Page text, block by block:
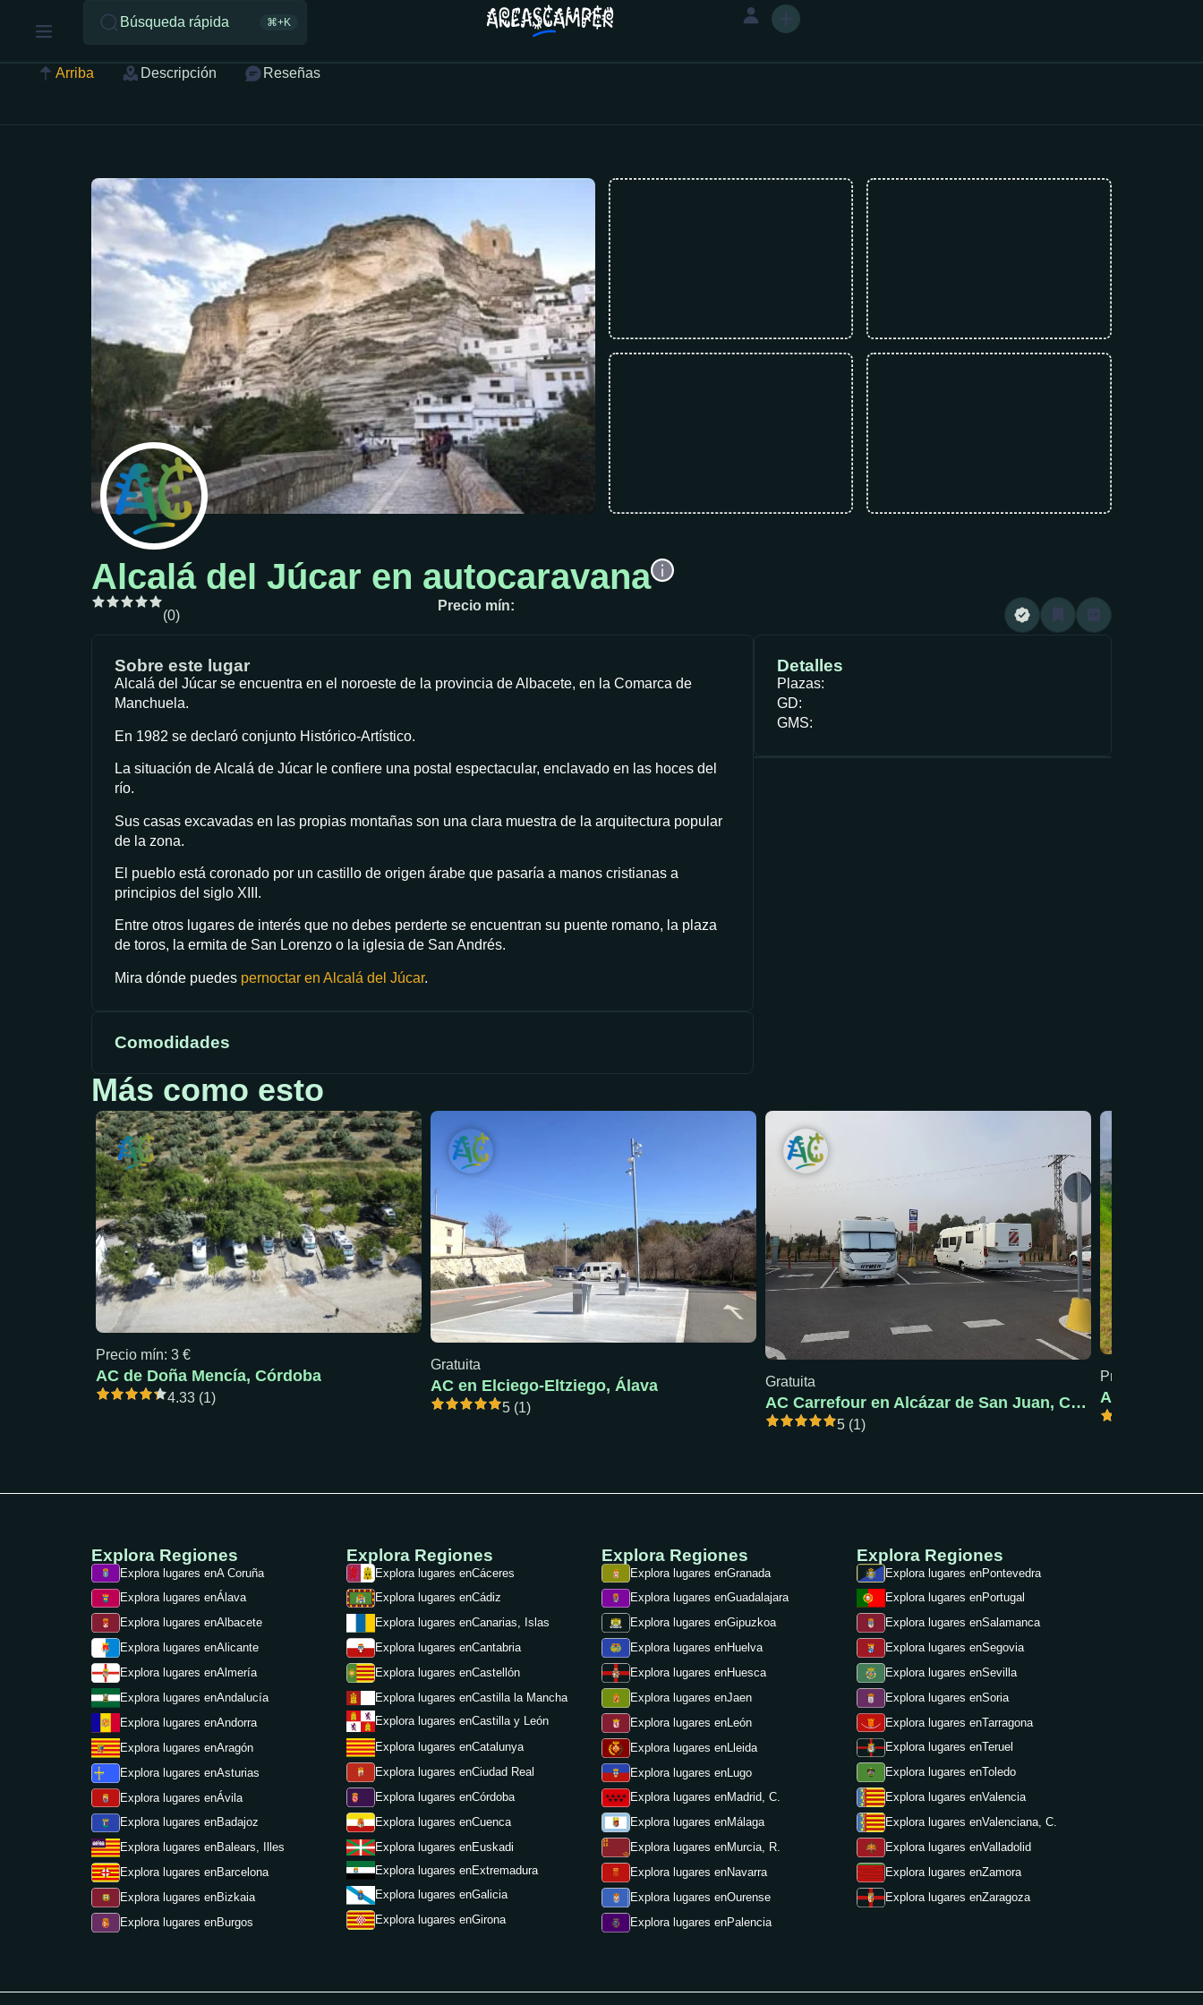
Búsqueda rápida ⌘+K
Arriba Descripción Reseñas
Alcalá del Júcar en autocaravana
(0)
Precio mín:
Sobre este lugar
Alcalá del Júcar se encuentra en el noroeste de la provincia de Albacete, en la Comarca de
Manchuela.
En 1982 se declaró conjunto Histórico-Artístico.
La situación de Alcalá de Júcar le confiere una postal espectacular, enclavado en las hoces del
río.
Sus casas excavadas en las propias montañas son una clara muestra de la arquitectura popular
de la zona.
El pueblo está coronado por un castillo de origen árabe que pasaría a manos cristianas a
principios del siglo XIII.
Entre otros lugares de interés que no debes perderte se encuentran su puente romano, la plaza
de toros, la ermita de San Lorenzo o la iglesia de San Andrés.
Mira dónde puedes pernoctar en Alcalá del Júcar.
Comodidades
Detalles
Plazas:
GD:
GMS:
Más como esto
Precio mín: 3 €
AC de Doña Mencía, Córdoba
4.33 (1)
Gratuita
AC en Elciego-Eltziego, Álava
5 (1)
Gratuita
AC Carrefour en Alcázar de San Juan, Ciudad Real
5 (1)
Precio mín: 18 €
AC Pola de
Explora Regiones
Explora lugares enA Coruña
Explora lugares enÁlava
Explora lugares enAlbacete
Explora lugares enAlicante
Explora lugares enAlmería
Explora lugares enAndalucía
Explora lugares enAndorra
Explora lugares enAragón
Explora lugares enAsturias
Explora lugares enÁvila
Explora lugares enBadajoz
Explora lugares enBalears, Illes
Explora lugares enBarcelona
Explora lugares enBizkaia
Explora lugares enBurgos
Explora Regiones
Explora lugares enCáceres
Explora lugares enCádiz
Explora lugares enCanarias, Islas
Explora lugares enCantabria
Explora lugares enCastellón
Explora lugares enCastilla la Mancha
Explora lugares enCastilla y León
Explora lugares enCatalunya
Explora lugares enCiudad Real
Explora lugares enCórdoba
Explora lugares enCuenca
Explora lugares enEuskadi
Explora lugares enExtremadura
Explora lugares enGalicia
Explora lugares enGirona
Explora Regiones
Explora lugares enGranada
Explora lugares enGuadalajara
Explora lugares enGipuzkoa
Explora lugares enHuelva
Explora lugares enHuesca
Explora lugares enJaen
Explora lugares en León
Explora lugares enLleida
Explora lugares enLugo
Explora lugares enMadrid, C.
Explora lugares enMálaga
Explora lugares enMurcia, R.
Explora lugares enNavarra
Explora lugares enOurense
Explora lugares enPalencia
Explora Regiones
Explora lugares enPontevedra
Explora lugares enPortugal
Explora lugares enSalamanca
Explora lugares enSegovia
Explora lugares enSevilla
Explora lugares enSoria
Explora lugares enTarragona
Explora lugares enTeruel
Explora lugares enToledo
Explora lugares enValencia
Explora lugares enValenciana, C.
Explora lugares enValladolid
Explora lugares enZamora
Explora lugares enZaragoza